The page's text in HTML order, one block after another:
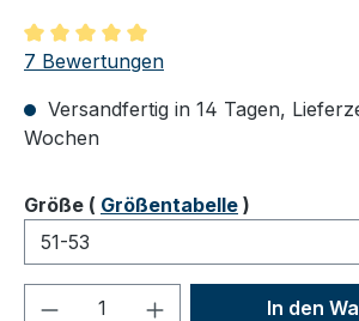
Durchschnittliche Bewertung von 5
7 Bewertungen
Versandfertig in 14 Tagen,
Wochen
Größeauswählen
( Größentabelle )
Produkt Anzahl: GibIn den